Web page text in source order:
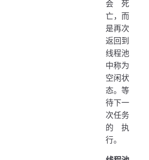
会死
亡，而
是再次
返回到
线程池
中称为
空闲状
态。等
待下一
次任务
的执
行。